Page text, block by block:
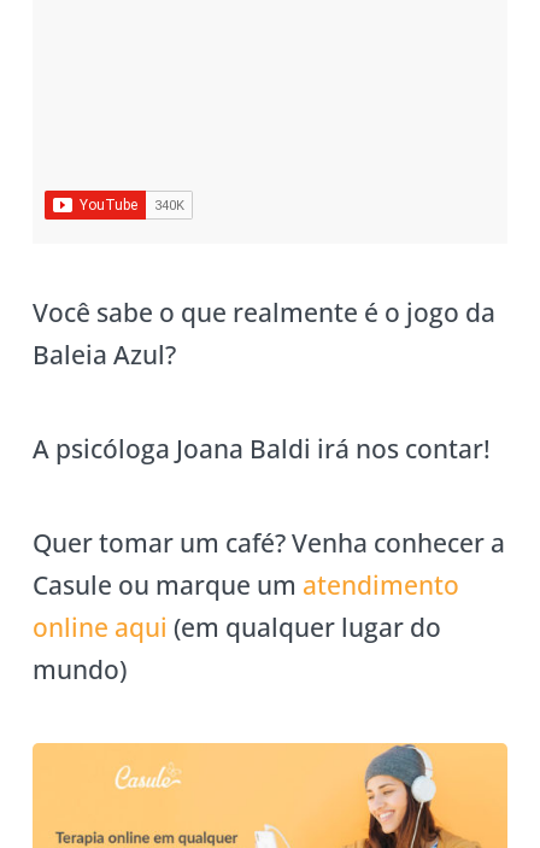
Você sabe o que realmente é o jogo da
Baleia Azul?
A psicóloga Joana Baldi irá nos contar!
Quer tomar um café? Venha conhecer a
Casule ou marque um atendimento
online aqui (em qualquer lugar do
mundo)